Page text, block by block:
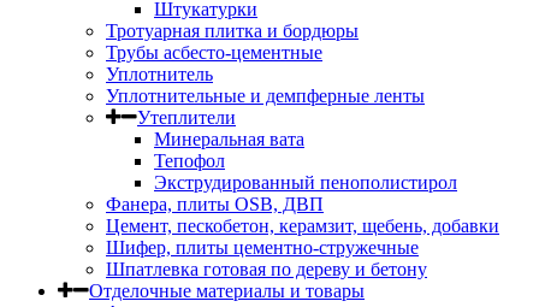
Штукатурки
Тротуарная плитка и бордюры
Трубы асбесто-цементные
Уплотнитель
Уплотнительные и демпферные ленты
Утеплители
Минеральная вата
Тепофол
Экструдированный пенополистирол
Фанера, плиты OSB, ДВП
Цемент, пескобетон, керамзит, щебень, добавки
Шифер, плиты цементно-стружечные
Шпатлевка готовая по дереву и бетону
Отделочные материалы и товары